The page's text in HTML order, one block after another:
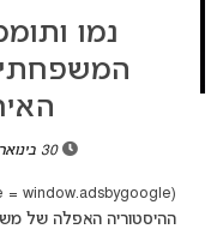
נמו
30 בינואר 2026